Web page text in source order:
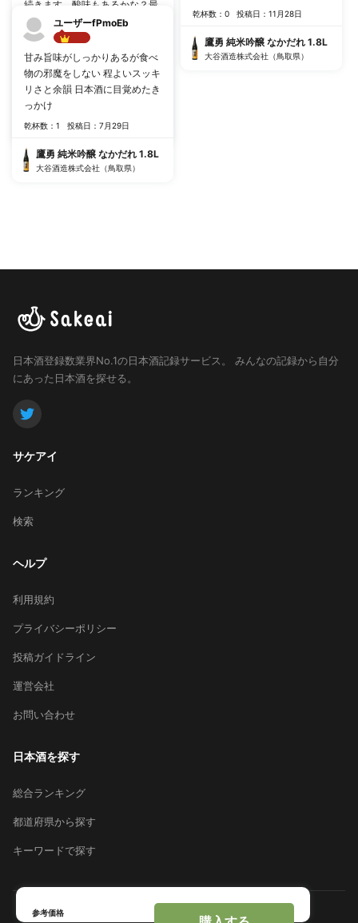
続きます。酸味もあるかな？最
近はキレが強いものや発泡があ
るものばかり好んで飲んでいま
したが、また違った趣きで美味
しい。派手さはないけど奥深い
お酒で今の私に染みる…こんな
人になりたい。
乾杯数：4 投稿日：1月27日
大谷酒造株式会社（鳥取県）
乾杯数：0 投稿日：11月28日
鷹勇 純米吟醸 なかだれ 1.8L
大谷酒造株式会社（鳥取県）
ユーザーfPmoEb
甘み旨味がしっかりあるが食べ
物の邪魔をしない 程よいスッキ
リさと余韻 日本酒に目覚めたき
っかけ
乾杯数：1 投稿日：7月29日
鷹勇 純米吟醸 なかだれ 1.8L
大谷酒造株式会社（鳥取県）
参考価格
日本酒登録数業界No.1の日本酒記録サービス。
みんなの記録から自分
にあった日本酒を探せる。
サケアイ
ランキング
検索
ヘルプ
利用規約
プライバシーポリシー
投稿ガイドライン
運営会社
お問い合わせ
日本酒を探す
総合ランキング
都道府県から探す
キーワードで探す
© 2026 Sakeai Inc.